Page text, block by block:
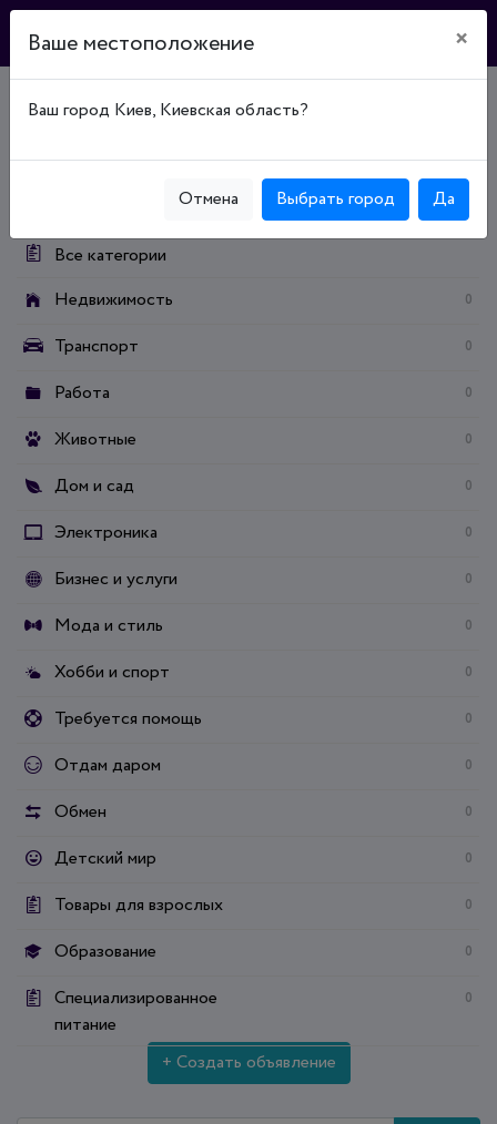
Главная Доска объявлений
Все категории
Недвижимость
0
Транспорт 0
Работа 0
Животные 0
Дом и сад 0
Электроника 0
Бизнес и услуги 0
Мода и стиль 0
Хобби и спорт 0
Требуется помощь 0
Отдам даром 0
Обмен 0
Детский мир 0
Товары для взрослых 0
Образование 0
Специализированное
питание
0
+ Создать объявление
Ваше местоположение ×
Ваш город Киев, Киевская область?
Отмена Выбрать город Да